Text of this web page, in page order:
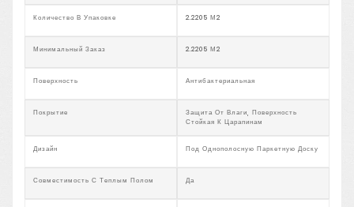
Количество В Упаковке 2.2205 М2
Минимальный Заказ 2.2205 М2
Поверхность Антибактериальная
Покрытие
Защита От Влаги, Поверхность
Стойкая К Царапинам
Дизайн Под Однополосную Паркетную Доску
Совместимость С Теплым Полом Да